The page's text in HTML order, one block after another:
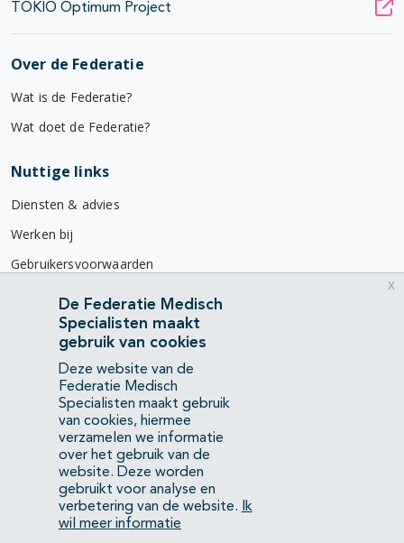
TOKIO Optimum Project
Over de Federatie
Wat is de Federatie?
Wat doet de Federatie?
Nuttige links
Diensten & advies
Werken bij
Gebruikersvoorwaarden
Privacyverklaring
Contact
Mercatorlaan 1200
3528 BL Utrecht
(088) 505 34 34
info@richtlijnendatabase.nl
YouTubeLinkedIn
De Federatie Medisch
Specialisten maakt
gebruik van cookies
Deze website van de
Federatie Medisch
Specialisten maakt gebruik
van cookies, hiermee
verzamelen we informatie
over het gebruik van de
website. Deze worden
gebruikt voor analyse en
verbetering van de website.
Ik
wil meer informatie
x